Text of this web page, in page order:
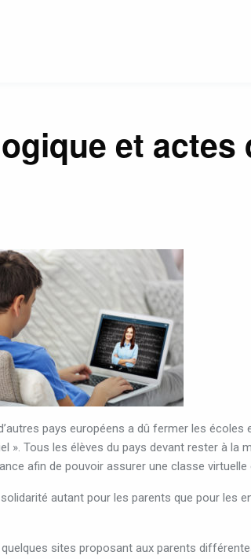
et actes
pays européens a dû fermer les
». Tous les élèves du pays devant rester à la
afin de pouvoir assurer une classe virtuelle
autant pour les parents que pour les
sites proposant aux parents